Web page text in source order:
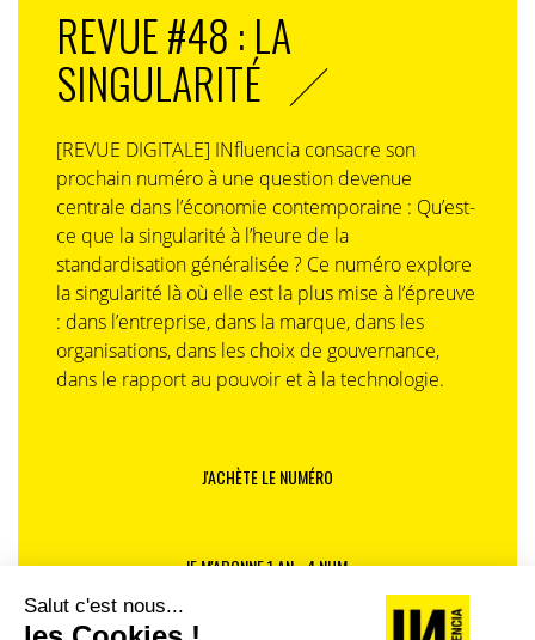
REVUE #48 : LA
SINGULARITÉ
[REVUE DIGITALE] INfluencia consacre son
prochain numéro à une question devenue
centrale dans l’économie contemporaine : Qu’est-
ce que la singularité à l’heure de la
standardisation généralisée ? Ce numéro explore
la singularité là où elle est la plus mise à l’épreuve
: dans l’entreprise, dans la marque, dans les
organisations, dans les choix de gouvernance,
dans le rapport au pouvoir et à la technologie.
J'ACHÈTE LE NUMÉRO
JE M'ABONNE 1 AN - 4 NUM.